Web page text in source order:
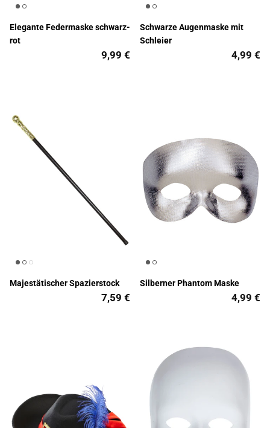
Elegante Federmaske schwarz-
rot
9,99 €
Schwarze Augenmaske mit
Schleier
4,99 €
Majestätischer Spazierstock
7,59 €
Silberner Phantom Maske
4,99 €